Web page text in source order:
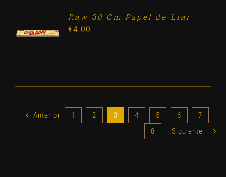
CART
Raw 30 Cm Papel de Liar
€4.00
Anterior 1 2 3 4 5 6
7
8
Siguiente